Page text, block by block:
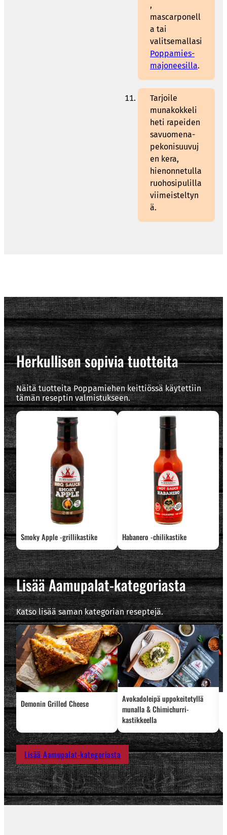
,
mascarponell
a tai
valitsemallasi
Poppamies-
majoneesilla.
Tarjoile
munakokkeli
heti rapeiden
savuomena-
pekonisuuvuj
en kera,
hienonnetulla
ruohosipulilla
viimeisteltyn
ä.
Herkullisen sopivia tuotteita
Näitä tuotteita Poppamiehen keittiössä käytettiin
tämän reseptin valmistukseen.
Smoky Apple -grillikastike Habanero -chilikastike
Lisää Aamupalat-kategoriasta
Katso lisää saman kategorian reseptejä.
Demonin Grilled Cheese
Avokadoleipä uppokeitetyllä
munalla & Chimichurri-
kastikkeella
Lisää Aamupalat-kategoriasta